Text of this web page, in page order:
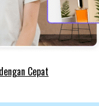
Cepat